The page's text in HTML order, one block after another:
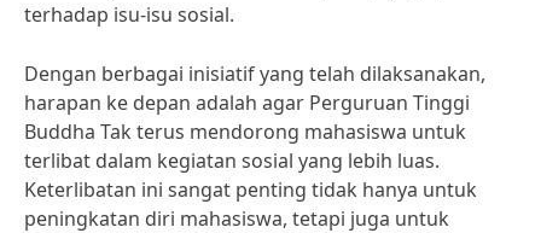
terhadap isu-isu sosial.
Dengan berbagai inisiatif yang telah dilaksanakan,
harapan ke depan adalah agar Perguruan Tinggi
Buddha Tak terus mendorong mahasiswa untuk
terlibat dalam kegiatan sosial yang lebih luas.
Keterlibatan ini sangat penting tidak hanya untuk
peningkatan diri mahasiswa, tetapi juga untuk